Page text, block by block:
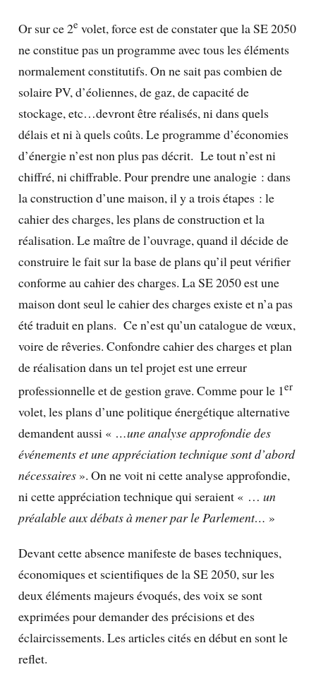
Or sur ce 2evolet, force est de constater que la SE 2050
ne constitue pas un programme avec tous les éléments
normalement constitutifs. On ne sait pas combien de
solaire PV, d’éoliennes, de gaz, de capacité de
stockage, etc…devront être réalisés, ni dans quels
délais et ni à quels coûts. Le programme d’économies
d’énergie n’est non plus pas décrit. Le tout n’est ni
chiffré, ni chiffrable. Pour prendre une analogie : dans
la construction d’une maison, il y a trois étapes : le
cahier des charges, les plans de construction et la
réalisation. Le maître de l’ouvrage, quand il décide de
construire le fait sur la base de plans qu’il peut vérifier
conforme au cahier des charges. La SE 2050 est une
maison dont seul le cahier des charges existe et n’a pas
été traduit en plans. Ce n’est qu’un catalogue de vœux,
voire de rêveries. Confondre cahier des charges et plan
de réalisation dans un tel projet est une erreur
professionnelle et de gestion grave. Comme pour le 1er
volet, les plans d’une politique énergétique alternative
demandent aussi « …une analyse approfondie des
événements et une appréciation technique sont d’abord
nécessaires». On ne voit ni cette analyse approfondie,
ni cette appréciation technique qui seraient « … un
préalable aux débats à mener par le Parlement… »
Devant cette absence manifeste de bases techniques,
économiques et scientifiques de la SE 2050, sur les
deux éléments majeurs évoqués, des voix se sont
exprimées pour demander des précisions et des
éclaircissements. Les articles cités en début en sont le
reflet.